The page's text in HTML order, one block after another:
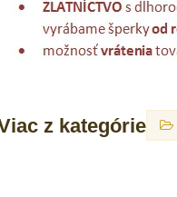
z kategórie